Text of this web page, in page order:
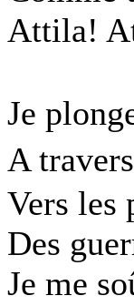
Attila!
Je
A
Vers les
Des
Je me